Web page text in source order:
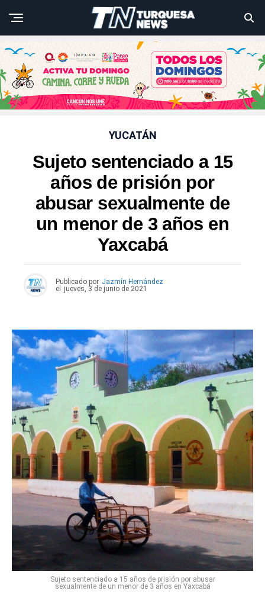
YUCATÁN
Sujeto sentenciado a 15
años de prisión por
abusar sexualmente de
un menor de 3 años en
Yaxcabá
Publicado por Jazmín Hernández
el
jueves, 3 de junio de 2021
Sujeto sentenciado a 15 años de prisión por abusar
sexualmente de un menor de 3 años en Yaxcabá